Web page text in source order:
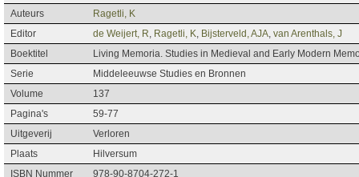
Auteurs
Ragetli, K
Editor
de Weijert, R Ragetli, K Bijsterveld, AJA van Arenthals, J
Boektitel
Living Memoria. Studies in Medieval and Early Modern
Serie
Middeleeuwse Studies en Bronnen
Volume
137
Pagina's
59-77
Uitgeverij
Verloren
Plaats
Hilversum
ISBN Nummer
978-90-8704-272-1